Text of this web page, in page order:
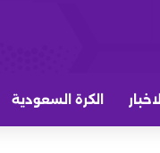
الاخبار الكرة السعودية